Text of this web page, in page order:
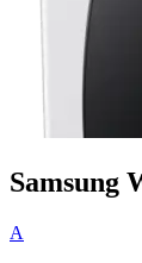
Samsung
A